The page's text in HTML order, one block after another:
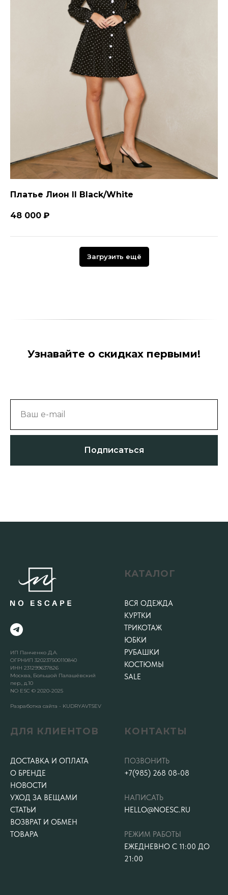
Платье Лион II Black/White
48 000 ₽
Загрузить ещё
Узнавайте о скидках первыми!
Ваш e-mail
Подписаться
ИП Панченко Д.А.
ОГРНИП 320237500110840
ИНН 231299637826
Москва, Большой Палашёвский
пер., д.10
NO ESC © 2020-2025
Разработка сайта - KUDRYAVTSEV
КАТАЛОГ
ВСЯ ОДЕЖДА
КУРТКИ
ТРИКОТАЖ
ЮБКИ
РУБАШКИ
КОСТЮМЫ
SALE
ДЛЯ КЛИЕНТОВ
ДОСТАВКА И ОПЛАТА
О БРЕНДЕ
НОВОСТИ
УХОД ЗА ВЕЩАМИ
СТАТЬИ
ВОЗВРАТ И ОБМЕН
ТОВАРА
КОНТАКТЫ
ПОЗВОНИТЬ
+7(985) 268 08-08
НАПИСАТЬ
HELLO@NOESC.RU
РЕЖИМ РАБОТЫ
ЕЖЕДНЕВНО С 11:00 ДО
21:00